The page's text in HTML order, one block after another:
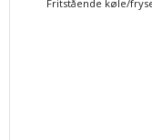
Fritstående køle/